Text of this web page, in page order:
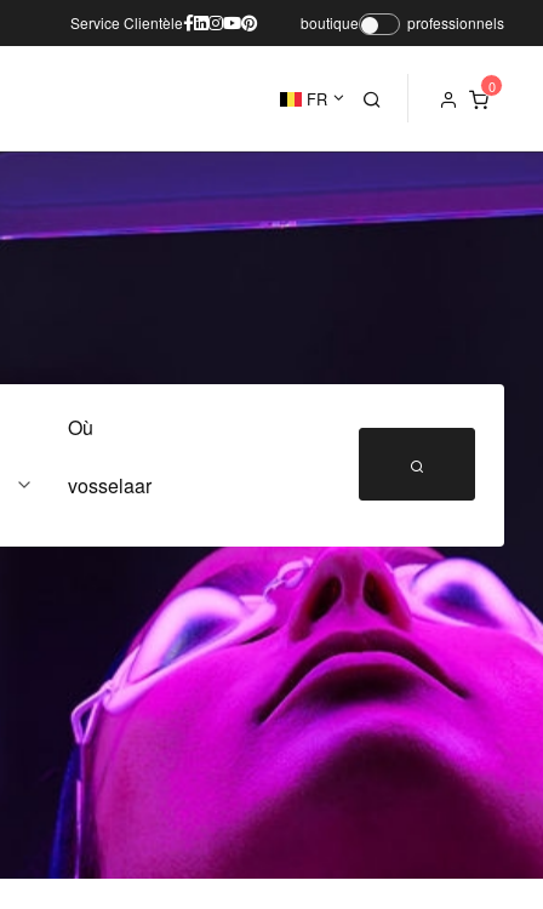
Service Clientèle boutique professionnels
FR
Où